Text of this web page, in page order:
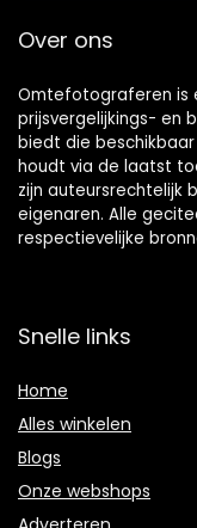
Over ons
Omtefotograferen is
prijsvergelijkings- en
biedt die
houdt via de laatst
zijn auteursrechtelijk
eigenaren. Alle
respectievelijke
Snelle links
Home
Alles winkelen
Blogs
Onze webshops